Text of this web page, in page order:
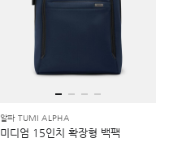
알파 TUMI ALPHA
미디엄 15인치 확장형 백팩